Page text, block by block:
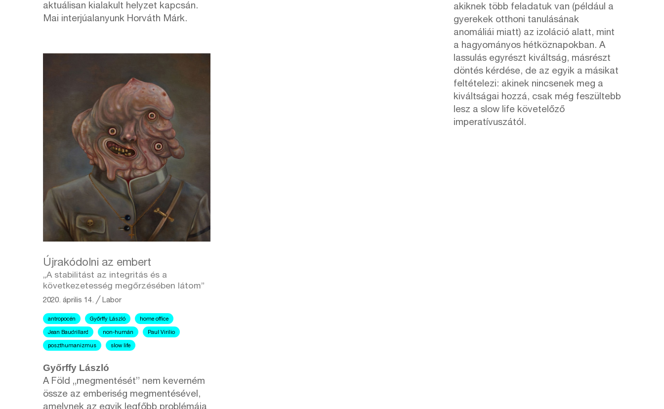
aktuálisan kialakult helyzet kapcsán.
Mai interjúalanyunk Horváth Márk.
Újrakódolni az embert
„A stabilitást az integritás és a
következetesség megőrzésében látom”
2020. április 14. ╱Labor
antropocén Győrffy László home office
Jean Baudrillard non-humán Paul Virilio
poszthumanizmus slow life
Győrffy László
A Föld „megmentését” nem keverném
össze az emberiség megmentésével,
akiknek több feladatuk van (például a
gyerekek otthoni tanulásának
anomáliái miatt) az izoláció alatt, mint
a hagyományos hétköznapokban. A
lassulás egyrészt kiváltság, másrészt
döntés kérdése, de az egyik a másikat
feltételezi: akinek nincsenek meg a
kiváltságai hozzá, csak még feszültebb
lesz a slow life követelőző
imperatívuszától.